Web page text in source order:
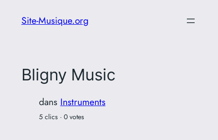
Site-Musique.org
Bligny Music
dans Instruments
5 clics · 0 votes